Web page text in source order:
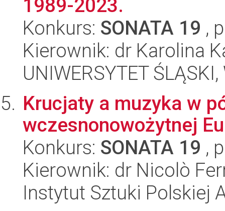
1989-2023.
Konkurs: SONATA 19 ,
Kierownik: dr Karolina
UNIWERSYTET
Krucjaty a muzyka w
wczesnonowożytnej
Konkurs: SONATA 19 ,
Kierownik: dr Nicolò
Instytut Sztuki Polskiej